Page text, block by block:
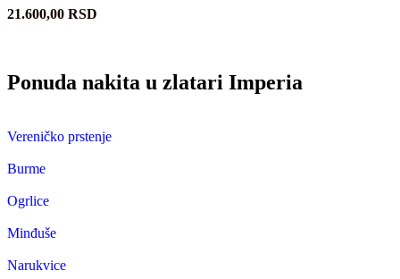
21.600,00 RSD
Ponuda nakita u zlatari Imperia
Vereničko prstenje
Burme
Ogrlice
Minđuše
Narukvice